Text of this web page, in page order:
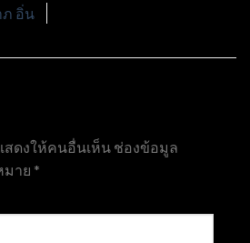
ภ อิ่น
ดงให้คนอื่นเห็น ช่องข้อมูล
มาย *